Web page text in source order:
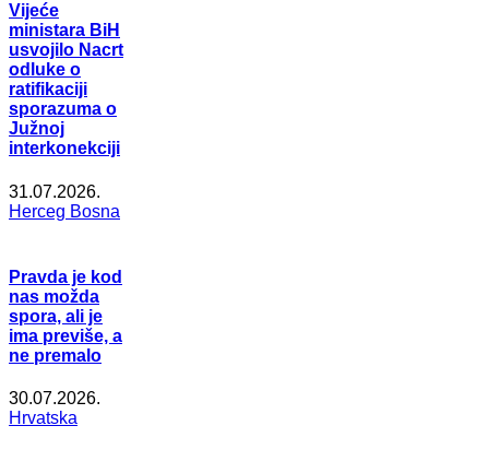
Vijeće
ministara BiH
usvojilo Nacrt
odluke o
ratifikaciji
sporazuma o
Južnoj
interkonekciji
31.07.2026.
Herceg Bosna
Pravda je kod
nas možda
spora, ali je
ima previše, a
ne premalo
30.07.2026.
Hrvatska